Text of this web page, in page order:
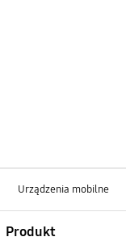
Urządzenia mobilne
Produkt